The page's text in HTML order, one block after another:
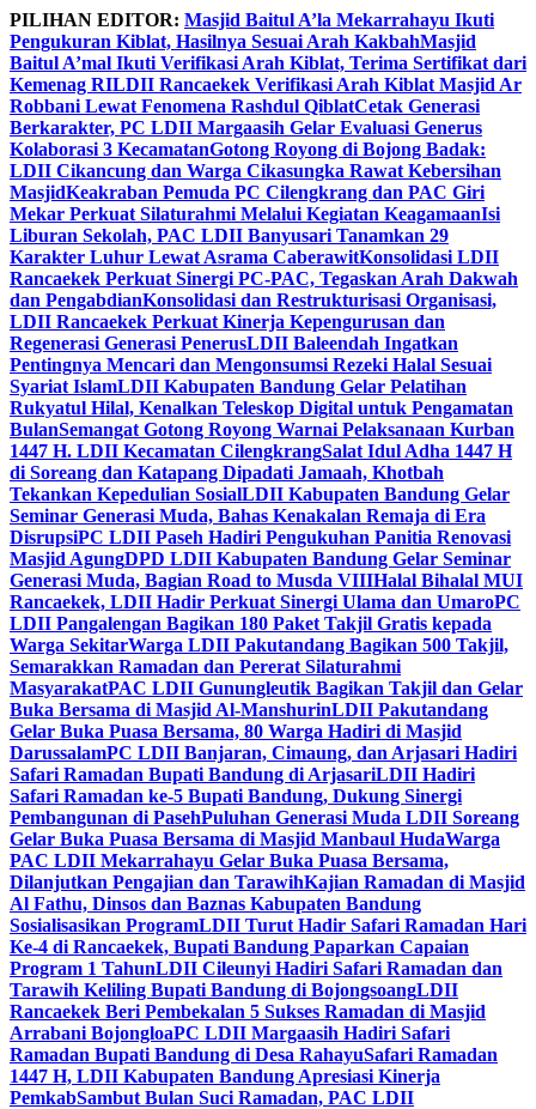
Skip
to
content
PILIHAN EDITOR: Masjid Baitul A’la Mekarrahayu Ikuti
Pengukuran Kiblat, Hasilnya Sesuai Arah KakbahMasjid
Baitul A’mal Ikuti Verifikasi Arah Kiblat, Terima Sertifikat dari
Kemenag RILDII Rancaekek Verifikasi Arah Kiblat Masjid Ar
Robbani Lewat Fenomena Rashdul QiblatCetak Generasi
Berkarakter, PC LDII Margaasih Gelar Evaluasi Generus
Kolaborasi 3 KecamatanGotong Royong di Bojong Badak:
LDII Cikancung dan Warga Cikasungka Rawat Kebersihan
MasjidKeakraban Pemuda PC Cilengkrang dan PAC Giri
Mekar Perkuat Silaturahmi Melalui Kegiatan KeagamaanIsi
Liburan Sekolah, PAC LDII Banyusari Tanamkan 29
Karakter Luhur Lewat Asrama CaberawitKonsolidasi LDII
Rancaekek Perkuat Sinergi PC-PAC, Tegaskan Arah Dakwah
dan PengabdianKonsolidasi dan Restrukturisasi Organisasi,
LDII Rancaekek Perkuat Kinerja Kepengurusan dan
Regenerasi Generasi PenerusLDII Baleendah Ingatkan
Pentingnya Mencari dan Mengonsumsi Rezeki Halal Sesuai
Syariat IslamLDII Kabupaten Bandung Gelar Pelatihan
Rukyatul Hilal, Kenalkan Teleskop Digital untuk Pengamatan
BulanSemangat Gotong Royong Warnai Pelaksanaan Kurban
1447 H. LDII Kecamatan CilengkrangSalat Idul Adha 1447 H
di Soreang dan Katapang Dipadati Jamaah, Khotbah
Tekankan Kepedulian SosialLDII Kabupaten Bandung Gelar
Seminar Generasi Muda, Bahas Kenakalan Remaja di Era
DisrupsiPC LDII Paseh Hadiri Pengukuhan Panitia Renovasi
Masjid AgungDPD LDII Kabupaten Bandung Gelar Seminar
Generasi Muda, Bagian Road to Musda VIIIHalal Bihalal MUI
Rancaekek, LDII Hadir Perkuat Sinergi Ulama dan UmaroPC
LDII Pangalengan Bagikan 180 Paket Takjil Gratis kepada
Warga SekitarWarga LDII Pakutandang Bagikan 500 Takjil,
Semarakkan Ramadan dan Pererat Silaturahmi
MasyarakatPAC LDII Gunungleutik Bagikan Takjil dan Gelar
Buka Bersama di Masjid Al-ManshurinLDII Pakutandang
Gelar Buka Puasa Bersama, 80 Warga Hadiri di Masjid
DarussalamPC LDII Banjaran, Cimaung, dan Arjasari Hadiri
Safari Ramadan Bupati Bandung di ArjasariLDII Hadiri
Safari Ramadan ke-5 Bupati Bandung, Dukung Sinergi
Pembangunan di PasehPuluhan Generasi Muda LDII Soreang
Gelar Buka Puasa Bersama di Masjid Manbaul HudaWarga
PAC LDII Mekarrahayu Gelar Buka Puasa Bersama,
Dilanjutkan Pengajian dan TarawihKajian Ramadan di Masjid
Al Fathu, Dinsos dan Baznas Kabupaten Bandung
Sosialisasikan ProgramLDII Turut Hadir Safari Ramadan Hari
Ke-4 di Rancaekek, Bupati Bandung Paparkan Capaian
Program 1 TahunLDII Cileunyi Hadiri Safari Ramadan dan
Tarawih Keliling Bupati Bandung di BojongsoangLDII
Rancaekek Beri Pembekalan 5 Sukses Ramadan di Masjid
Arrabani BojongloaPC LDII Margaasih Hadiri Safari
Ramadan Bupati Bandung di Desa RahayuSafari Ramadan
1447 H, LDII Kabupaten Bandung Apresiasi Kinerja
PemkabSambut Bulan Suci Ramadan, PAC LDII